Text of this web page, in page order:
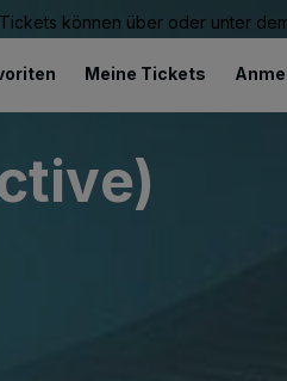
können über oder unter
Meine Tickets